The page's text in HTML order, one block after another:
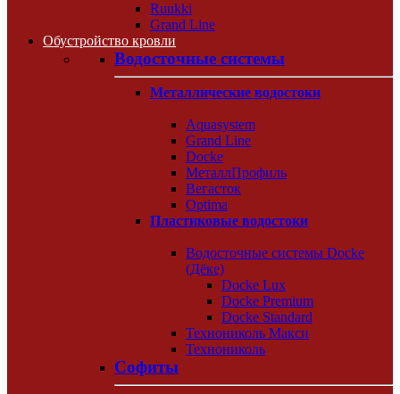
Ruukki
Grand Line
Обустройство кровли
Водосточные системы
Металлические водостоки
Aquasystem
Grand Line
Docke
МеталлПрофиль
Вегасток
Optima
Пластиковые водостоки
Водосточные системы Docke
(Дёке)
Docke Lux
Docke Premium
Docke Standard
Технониколь Макси
Технониколь
Софиты